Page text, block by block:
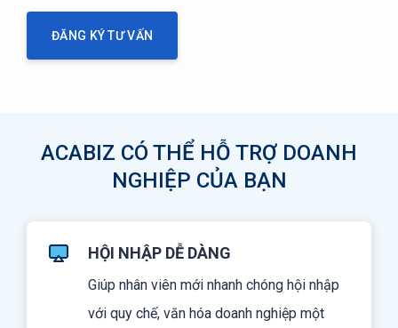
ĐĂNG KÝ TƯ VẤN
ACABIZ CÓ THỂ HỖ TRỢ DOANH
NGHIỆP CỦA BẠN
HỘI NHẬP DỄ DÀNG
Giúp nhân viên mới nhanh chóng hội nhập
với quy chế, văn hóa doanh nghiệp một